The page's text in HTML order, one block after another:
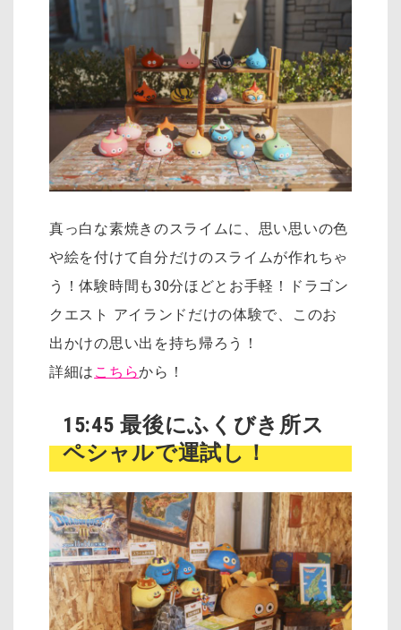
真っ白な素焼きのスライムに、思い思いの色
や絵を付けて自分だけのスライムが作れちゃ
う！体験時間も30分ほどとお手軽！ドラゴン
クエスト アイランドだけの体験で、このお
出かけの思い出を持ち帰ろう！
詳細は こちらから！
15:45 最後にふくびき所ス
ペシャルで運試し！